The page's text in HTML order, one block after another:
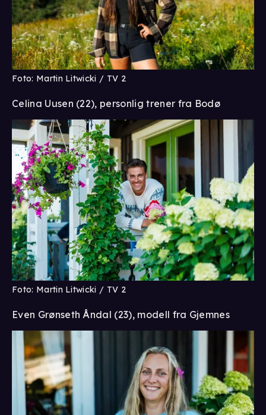
Foto: Martin Litwicki / TV 2
Celina Uusen (22), personlig trener fra Bodø
Foto: Martin Litwicki / TV 2
Even Grønseth Åndal (23), modell fra Gjemnes